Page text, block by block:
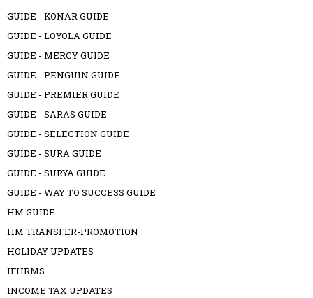
GUIDE - KONAR GUIDE
GUIDE - LOYOLA GUIDE
GUIDE - MERCY GUIDE
GUIDE - PENGUIN GUIDE
GUIDE - PREMIER GUIDE
GUIDE - SARAS GUIDE
GUIDE - SELECTION GUIDE
GUIDE - SURA GUIDE
GUIDE - SURYA GUIDE
GUIDE - WAY TO SUCCESS GUIDE
HM GUIDE
HM TRANSFER-PROMOTION
HOLIDAY UPDATES
IFHRMS
INCOME TAX UPDATES